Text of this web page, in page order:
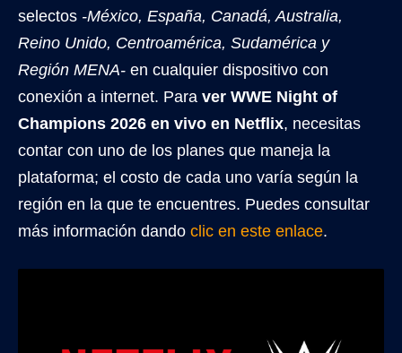
selectos -México, España, Canadá, Australia,
Reino Unido, Centroamérica, Sudamérica y
Región MENA- en cualquier dispositivo con
conexión a internet. Para ver WWE Night of
Champions 2026 en vivo en Netflix, necesitas
contar con uno de los planes que maneja la
plataforma; el costo de cada uno varía según la
región en la que te encuentres. Puedes consultar
más información dando clic en este enlace.